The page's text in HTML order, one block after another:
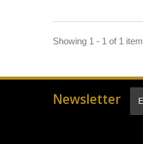
Showing 1 - 1 of 1 item
Newsletter